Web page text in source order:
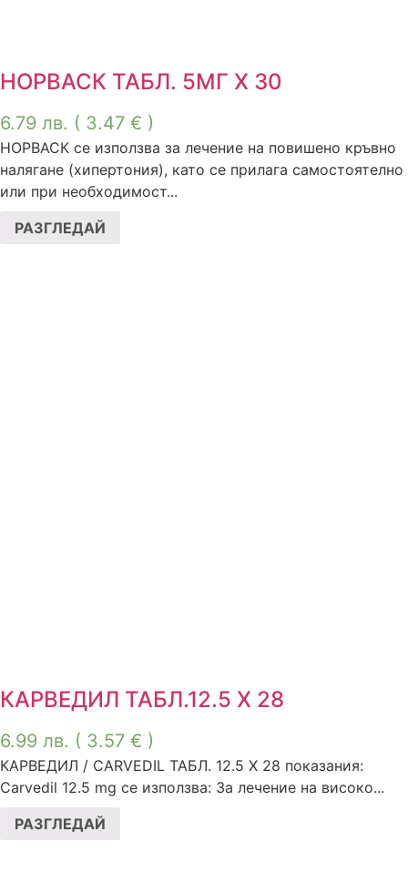
НОРВАСК ТАБЛ. 5МГ Х 30
6.79 лв. ( 3.47 € )
НОРВАСК се използва за лечение на повишено кръвно
налягане (хипертония), като се прилага самостоятелно
или при необходимост...
РАЗГЛЕДАЙ
КАРВЕДИЛ ТАБЛ.12.5 Х 28
6.99 лв. ( 3.57 € )
КАРВЕДИЛ / CARVEDIL ТАБЛ. 12.5 Х 28 показания:
Carvedil 12.5 mg се използва: За лечение на високо...
РАЗГЛЕДАЙ